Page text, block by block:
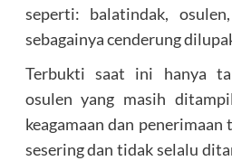
seperti: balatindak,
sebagainya cenderung
Terbukti saat ini hanya
osulen yang masih
keagamaan dan
sesering dan tidak selalu